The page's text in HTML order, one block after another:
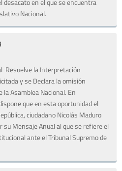
desacato en el que se encuentra
Nacional.
Resuelve la Interpretación
y se Declara la omisión
Asamblea Nacional. En
que en esta oportunidad el
ciudadano Nicolás Maduro
su Mensaje Anual al que se refiere el
ante el Tribunal Supremo de